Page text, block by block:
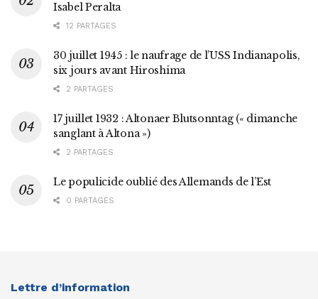
Isabel Peralta
12 PARTAGES
30 juillet 1945 : le naufrage de l’USS Indianapolis,
six jours avant Hiroshima
2 PARTAGES
17 juillet 1932 : Altonaer Blutsonntag (« dimanche
sanglant à Altona »)
2 PARTAGES
Le populicide oublié des Allemands de l’Est
0 PARTAGES
Lettre d’information